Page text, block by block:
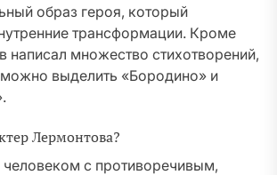
образ героя, который
трансформации. Кроме
написал множество стихотворений,
выделить «Бородино» и
Лермонтова?
с противоречивым,